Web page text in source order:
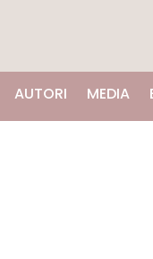
AUTORI MEDIA